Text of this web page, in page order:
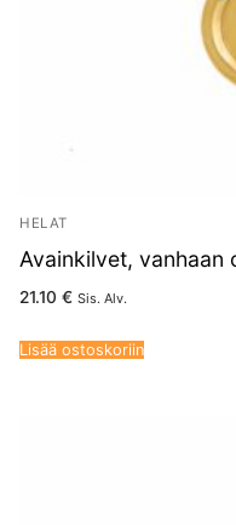
HELAT
Avainkilvet, vanhaan
21.10 € Sis. Alv.
Lisää ostoskoriin